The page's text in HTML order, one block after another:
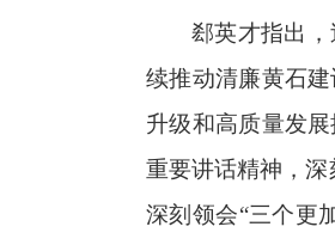
郄英才指出
续推动清廉黄石
升级和高质量发
重要讲话精神，深
深刻领会“三个更